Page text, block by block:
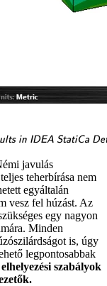
in IDEA StatiCa
javulás
teherbírása nem
egyáltalán
vesz fel húzást. Az
egy nagyon
Minden
is, úgy
legpontosabbak
szabályok